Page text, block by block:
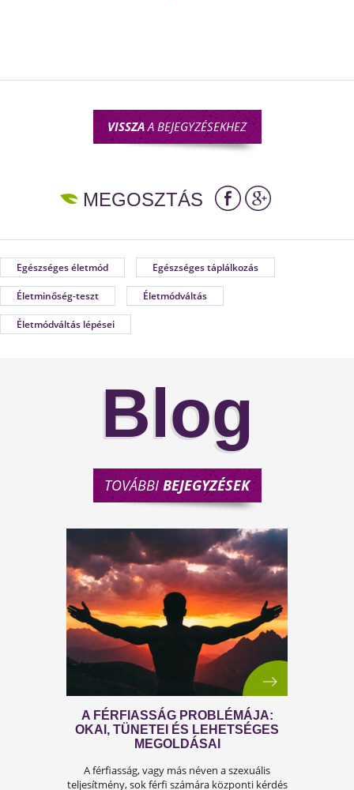
VISSZAA BEJEGYZÉSEKHEZ
MEGOSZTÁS
Egészséges életmód Egészséges táplálkozás
Életminőség-teszt Életmódváltás
Életmódváltás lépései
Blog
TOVÁBBIBEJEGYZÉSEK